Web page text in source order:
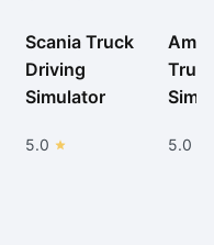
Scania Truck
Driving
Simulator
5.0 5.0